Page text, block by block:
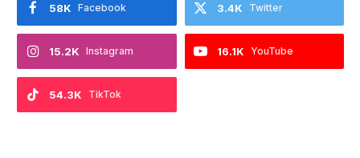
Facebook
58K Twitter
3.4K
Instagram
15.2K YouTube
16.1K
TikTok
54.3K